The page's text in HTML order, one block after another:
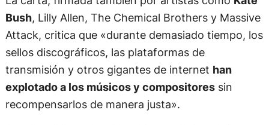
Bush, Lilly Allen, The Chemical Brothers y Massive
Attack, critica que «durante demasiado tiempo, los
sellos discográficos, las plataformas de
transmisión y otros gigantes de internet han
explotado a los músicos y compositoressin
recompensarlos de manera justa».